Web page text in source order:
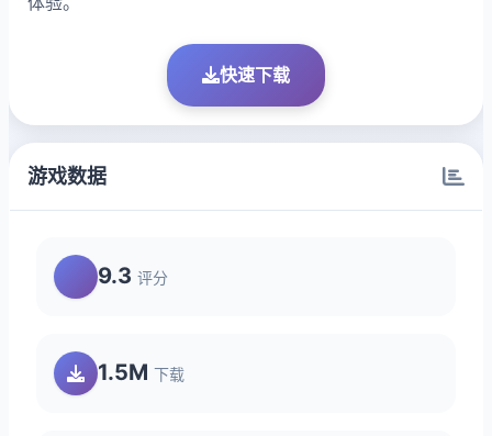
快速下载
游戏数据
9.3 评分
1.5M 下载